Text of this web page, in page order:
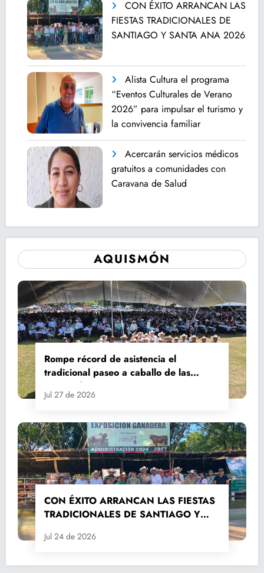
CON ÉXITO ARRANCAN LAS
FIESTAS TRADICIONALES DE
SANTIAGO Y SANTA ANA 2026
Alista Cultura el programa
“Eventos Culturales de Verano
2026” para impulsar el turismo y
la convivencia familiar
Acercarán servicios médicos
gratuitos a comunidades con
Caravana de Salud
AQUISMÓN
Rompe récord de asistencia el
tradicional paseo a caballo de las
Fiestas de Santiago y Santa Ana
Jul 27 de 2026
CON ÉXITO ARRANCAN LAS FIESTAS
TRADICIONALES DE SANTIAGO Y
Jul 24 de 2026